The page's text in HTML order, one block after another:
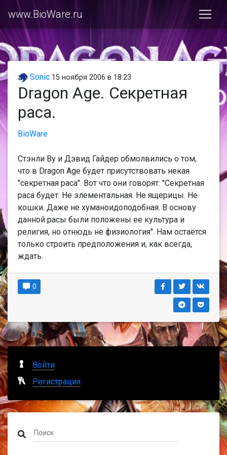
www.BioWare.ru
Sonic 15 ноября 2006 в 18:23
Dragon Age. Секретная
раса.
BioWare
Стэнли Ву и Дэвид Гайдер обмолвились о том,
что в Dragon Age будет присутствовать некая
"секретная раса". Вот что они говорят: "Секретная
раса будет. Не элементальная. Не ящерицы. Не
кошки. Даже не хуманоидоподобная. В основу
данной расы были положены ее культура и
религия, но отнюдь не физиология". Нам остаётся
только строить предположения и, как всегда,
ждать.
0
Войти
Регистрация